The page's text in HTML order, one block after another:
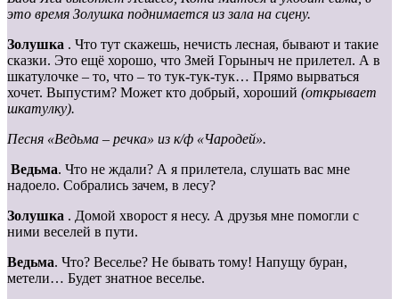
это время Золушка поднимается из зала на сцену.
Золушка . Что тут скажешь, нечисть лесная, бывают и такие
сказки. Это ещё хорошо, что Змей Горыныч не прилетел. А в
шкатулочке – то, что – то тук-тук-тук… Прямо вырваться
хочет. Выпустим? Может кто добрый, хороший (открывает
шкатулку).
Песня «Ведьма – речка» из к/ф «Чародей».
Ведьма. Что не ждали? А я прилетела, слушать вас мне
надоело. Собрались зачем, в лесу?
Золушка . Домой хворост я несу. А друзья мне помогли с
ними веселей в пути.
Ведьма. Что? Веселье? Не бывать тому! Напущу буран,
метели… Будет знатное веселье.